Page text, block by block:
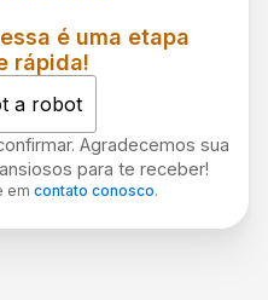
é uma etapa
rápida!
a robot
Agradecemos sua
para te receber!
em contato conosco.